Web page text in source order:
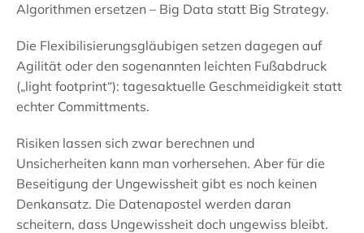
Algorithmen ersetzen – Big Data statt Big Strategy.
Die Flexibilisierungsgläubigen setzen dagegen auf
Agilität oder den sogenannten leichten Fußabdruck
(„light footprint“): tagesaktuelle Geschmeidigkeit statt
echter Committments.
Risiken lassen sich zwar berechnen und
Unsicherheiten kann man vorhersehen. Aber für die
Beseitigung der Ungewissheit gibt es noch keinen
Denkansatz. Die Datenapostel werden daran
scheitern, dass Ungewissheit doch ungewiss bleibt.